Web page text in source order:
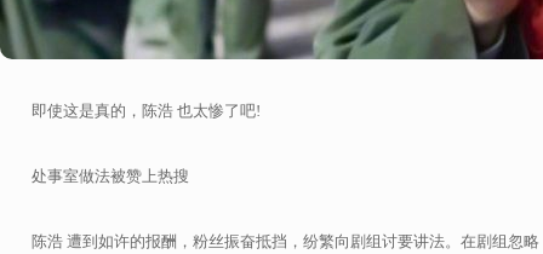
即使这是真的，陈浩 也太惨了吧!
处事室做法被赞上热搜
陈浩 遭到如许的报酬，粉丝振奋抵挡，纷繁向剧组讨要讲法。在剧组忽略